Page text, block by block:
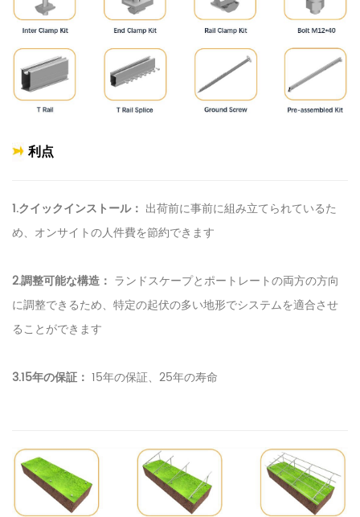
利点
1.クイックインストール： 出荷前に事前に組み立てられているた
め、オンサイトの人件費を節約できます
2.調整可能な構造： ランドスケープとポートレートの両方の方向
に調整できるため、特定の起伏の多い地形でシステムを適合させ
ることができます
3.15年の保証： 15年の保証、25年の寿命